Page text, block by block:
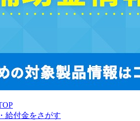
給付金をさがす